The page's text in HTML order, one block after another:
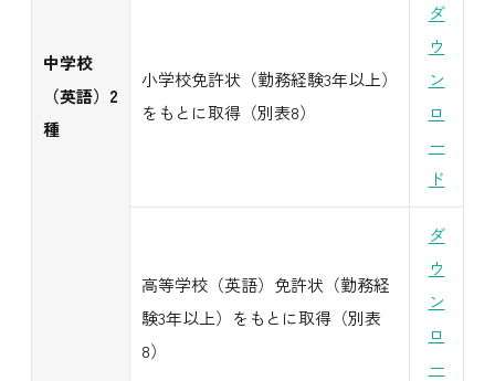
中学校
（英語）2
種
小学校免許状（勤務経験3年以上）
をもとに取得（別表8）
ダ
ウ
ン
ロ
ー
ド
高等学校（英語）免許状（勤務経
験3年以上）をもとに取得（別表
8）
ダ
ウ
ン
ロ
ー